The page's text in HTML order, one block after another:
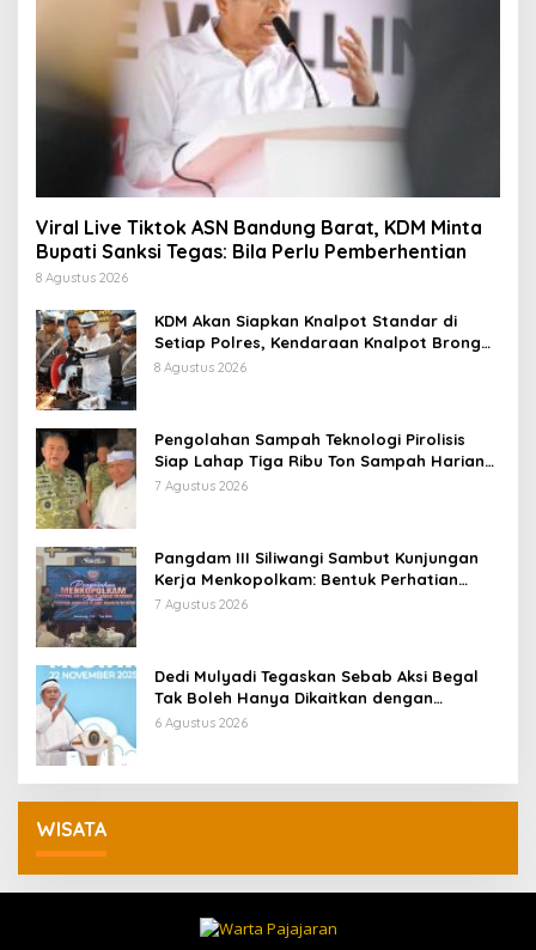
Viral Live Tiktok ASN Bandung Barat, KDM Minta
Bupati Sanksi Tegas: Bila Perlu Pemberhentian
8 Agustus 2026
KDM Akan Siapkan Knalpot Standar di
Setiap Polres, Kendaraan Knalpot Brong
Tertangkap Langsung Ganti
8 Agustus 2026
Pengolahan Sampah Teknologi Pirolisis
Siap Lahap Tiga Ribu Ton Sampah Harian
Jawa Barat
7 Agustus 2026
Pangdam III Siliwangi Sambut Kunjungan
Kerja Menkopolkam: Bentuk Perhatian
Pemerintah
7 Agustus 2026
Dedi Mulyadi Tegaskan Sebab Aksi Begal
Tak Boleh Hanya Dikaitkan dengan
Ekonomi
6 Agustus 2026
WISATA